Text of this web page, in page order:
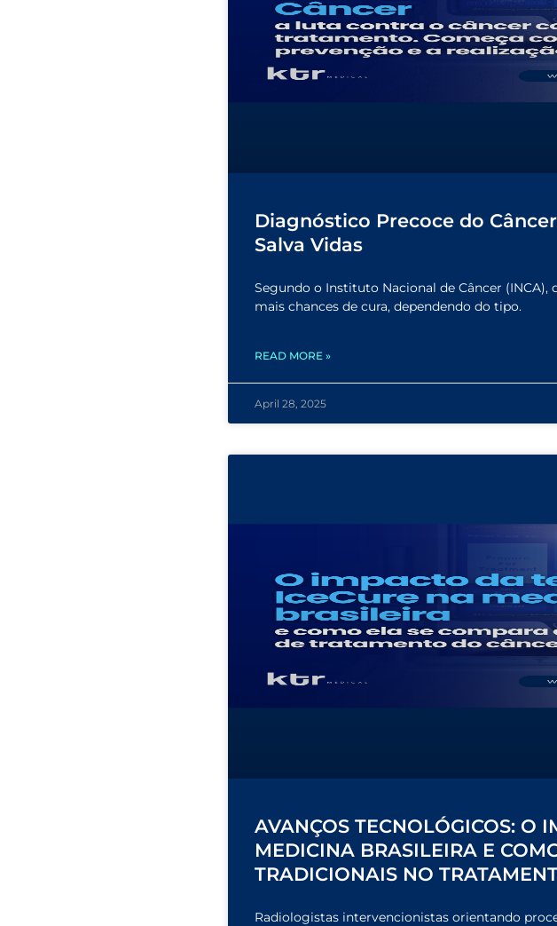
Diagnóstico Precoce do
Salva Vidas
Segundo o Instituto Nacional de Câncer
mais chances de cura, dependendo do tipo.
READ MORE »
April 28, 2025
AVANÇOS TECNOLÓGICOS: O
MEDICINA BRASILEIRA E
TRADICIONAIS NO
Radiologistas intervencionistas orientando